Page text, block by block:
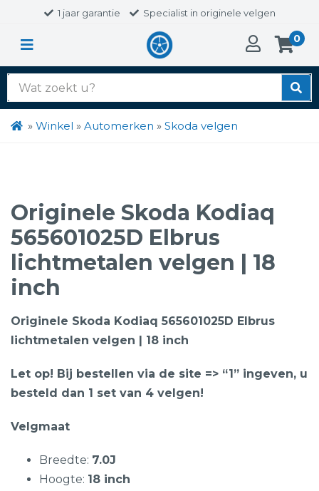
1 jaar garantie Specialist in originele velgen
0
Zoek
naar:
» Winkel » Automerken » Skoda velgen
Originele Skoda Kodiaq
565601025D Elbrus
lichtmetalen velgen | 18
inch
Originele Skoda Kodiaq 565601025D Elbrus
lichtmetalen velgen | 18 inch
Let op! Bij bestellen via de site => “1” ingeven, u
besteld dan 1 set van 4 velgen!
Velgmaat
Breedte: 7.0J
Hoogte: 18 inch